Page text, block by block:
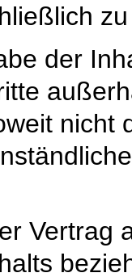
der
nicht
Vertrag